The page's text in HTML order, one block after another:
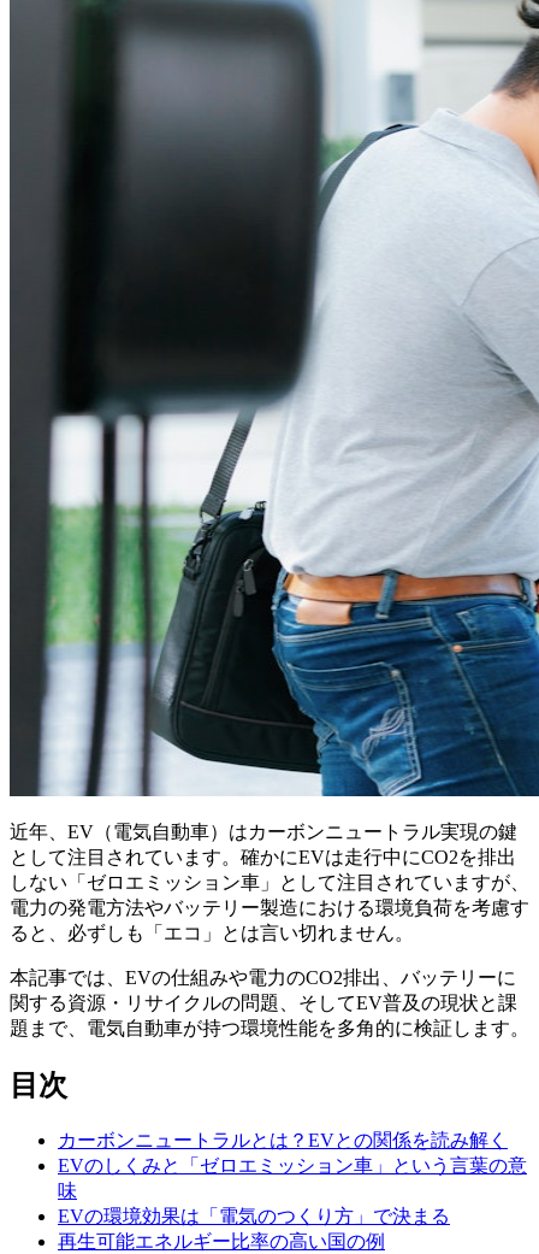
近年、EV（電気自動車）はカーボンニュートラル実現の鍵
として注目されています。確かにEVは走行中にCO2を排出
しない「ゼロエミッション車」として注目されていますが、
電力の発電方法やバッテリー製造における環境負荷を考慮す
ると、必ずしも「エコ」とは言い切れません。
本記事では、EVの仕組みや電力のCO2排出、バッテリーに
関する資源・リサイクルの問題、そしてEV普及の現状と課
題まで、電気自動車が持つ環境性能を多角的に検証します。
目次
カーボンニュートラルとは？EVとの関係を読み解く
EVのしくみと「ゼロエミッション車」という言葉の意
味
EVの環境効果は「電気のつくり方」で決まる
再生可能エネルギー比率の高い国の例